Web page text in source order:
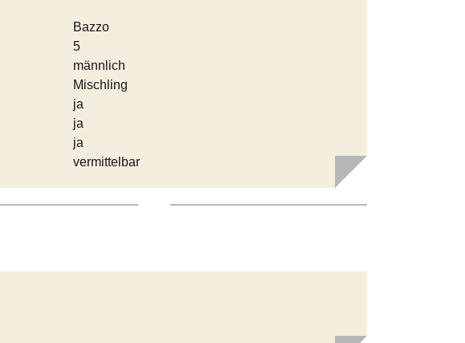
Bazzo
5
männlich
Mischling
ja
ja
ja
vermittelbar